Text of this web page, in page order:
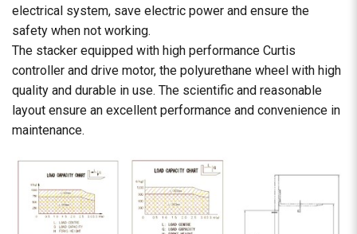
electrical system, save electric power and ensure the
safety when not working.
The stacker equipped with high performance Curtis
controller and drive motor, the polyurethane wheel with high
quality and durable in use. The scientific and reasonable
layout ensure an excellent performance and convenience in
maintenance.